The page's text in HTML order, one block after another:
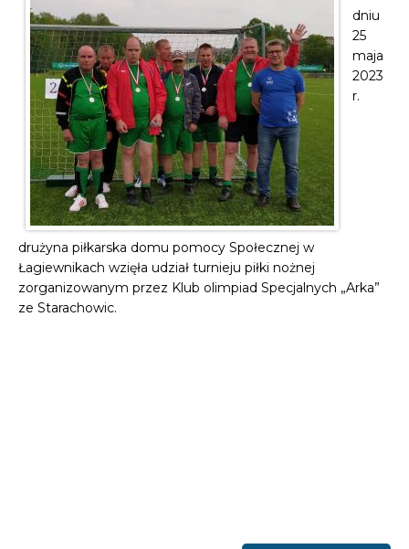
dniu
25
maja
2023
r.
drużyna piłkarska domu pomocy Społecznej w
Łagiewnikach wzięła udział turnieju piłki nożnej
zorganizowanym przez Klub olimpiad Specjalnych „Arka”
ze Starachowic.